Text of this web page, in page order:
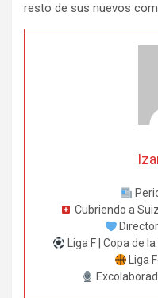
resto de sus nuevos
Cubriendo a
Liga F | Copa de
Liga